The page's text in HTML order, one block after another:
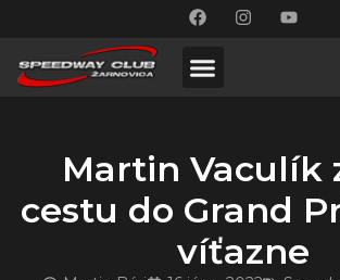
Martin Vaculík
cestu do Grand
víťazne